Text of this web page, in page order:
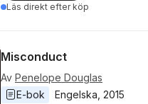
Läs direkt efter köp
Misconduct
Av Penelope Douglas
E-bok
Engelska 2015